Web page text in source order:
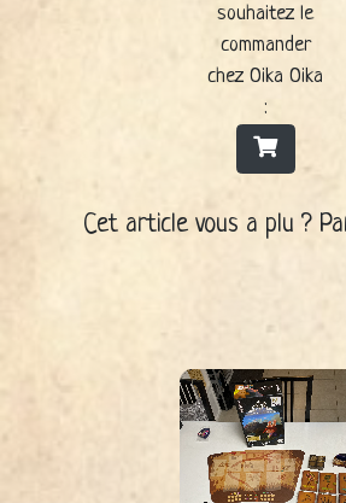
souhaitez le
commander
chez Oika Oika
:
Cet article vous a plu ?